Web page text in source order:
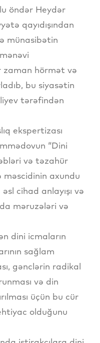
öndər Heydər
qayıdışından
münasibətin
zaman hörmət və
bu siyasətin
tərəfindən
ekspertizası
“Dini
və təzahür
məscidinin axundu
cihad anlayışı və
məruzələri və
dini icmaların
sağlam
gənclərin radikal
və din
üçün bu cür
olduğunu